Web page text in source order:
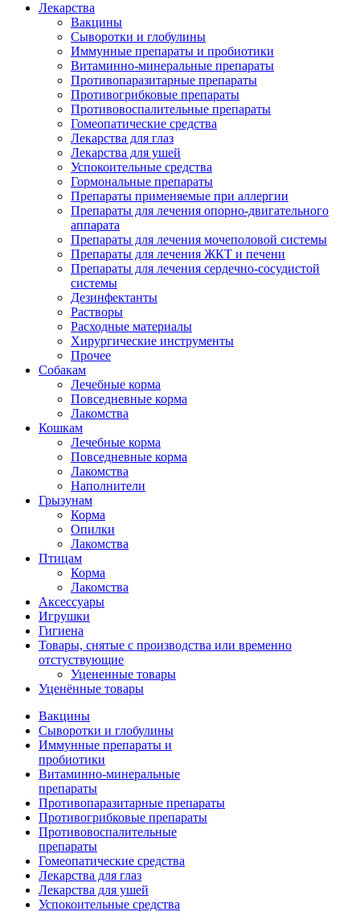
Лекарства
Вакцины
Сыворотки и глобулины
Иммунные препараты и пробиотики
Витаминно-минеральные препараты
Противопаразитарные препараты
Противогрибковые препараты
Противовоспалительные препараты
Гомеопатические средства
Лекарства для глаз
Лекарства для ушей
Успокоительные средства
Гормональные препараты
Препараты применяемые при аллергии
Препараты для лечения опорно-двигательного
аппарата
Препараты для лечения мочеполовой системы
Препараты для лечения ЖКТ и печени
Препараты для лечения сердечно-сосудистой
системы
Дезинфектанты
Растворы
Расходные материалы
Хирургические инструменты
Прочее
Собакам
Лечебные корма
Повседневные корма
Лакомства
Кошкам
Лечебные корма
Повседневные корма
Лакомства
Наполнители
Грызунам
Корма
Опилки
Лакомства
Птицам
Корма
Лакомства
Аксессуары
Игрушки
Гигиена
Товары, снятые с производства или временно
отстуствующие
Уцененные товары
Уценённые товары
Вакцины
Сыворотки и глобулины
Иммунные препараты и
пробиотики
Витаминно-минеральные
препараты
Противопаразитарные препараты
Противогрибковые препараты
Противовоспалительные
препараты
Гомеопатические средства
Лекарства для глаз
Лекарства для ушей
Успокоительные средства